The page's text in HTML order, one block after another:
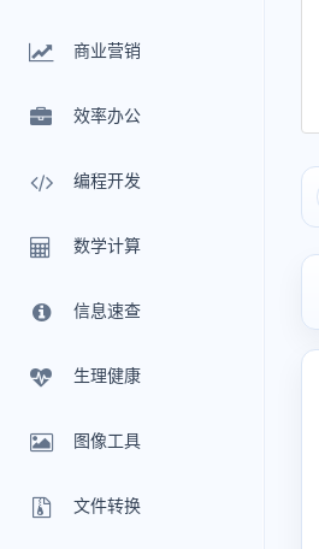
商业营销
效率办公
编程开发
数学计算
信息速查
生理健康
图像工具
文件转换